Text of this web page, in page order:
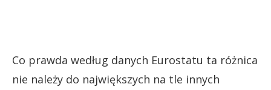
Co prawda według danych Eurostatu ta różnica
nie należy do największych na tle innych